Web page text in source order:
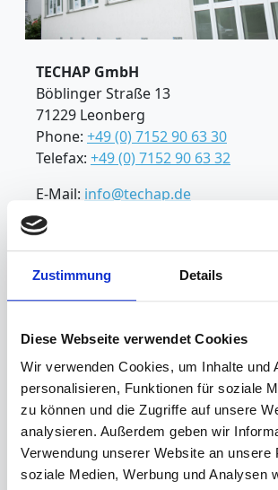
Zustimmung Details
Diese Webseite verwendet Cookies
Wir verwenden Cookies, um Inhalte und
personalisieren, Funktionen für soziale
zu können und die Zugriffe auf unsere
analysieren. Außerdem geben wir
Verwendung unserer Website an unsere
soziale Medien, Werbung und Analysen
TECHAP GmbH
Böblinger Straße 13
71229 Leonberg
Phone: +49 (0) 7152 90 63 30
Telefax: +49 (0) 7152 90 63 32
E-Mail: info@techap.de
Internet:
Salutation*
Surname *
Telephone